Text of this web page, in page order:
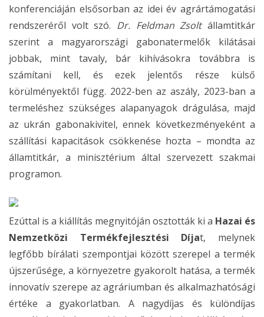
konferenciáján elsősorban az idei év agrártámogatási
rendszeréről volt szó. Dr. Feldman Zsoltállamtitkár
szerint a magyarországi gabonatermelők kilátásai
jobbak, mint tavaly, bár kihívásokra továbbra is
számítani kell, és ezek jelentős része külső
körülményektől függ. 2022-ben az aszály, 2023-ban a
termeléshez szükséges alapanyagok drágulása, majd
az ukrán gabonakivitel, ennek következményeként a
szállítási kapacitások csökkenése hozta – mondta az
államtitkár, a minisztérium által szervezett szakmai
programon.
Ezúttal is a kiállítás megnyitóján osztották ki a Hazai és
Nemzetközi Termékfejlesztési Díjat, melynek
legfőbb bírálati szempontjai között szerepel a termék
újszerűsége, a környezetre gyakorolt hatása, a termék
innovatív szerepe az agráriumban és alkalmazhatósági
értéke a gyakorlatban. A nagydíjas és különdíjas